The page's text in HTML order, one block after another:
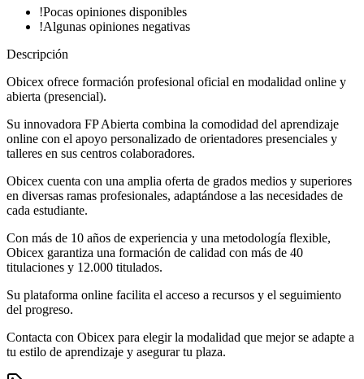
!Pocas opiniones disponibles
!Algunas opiniones negativas
Descripción
Obicex ofrece formación profesional oficial en modalidad online y
abierta (presencial).
Su innovadora FP Abierta combina la comodidad del aprendizaje
online con el apoyo personalizado de orientadores presenciales y
talleres en sus centros colaboradores.
Obicex cuenta con una amplia oferta de grados medios y superiores
en diversas ramas profesionales, adaptándose a las necesidades de
cada estudiante.
Con más de 10 años de experiencia y una metodología flexible,
Obicex garantiza una formación de calidad con más de 40
titulaciones y 12.000 titulados.
Su plataforma online facilita el acceso a recursos y el seguimiento
del progreso.
Contacta con Obicex para elegir la modalidad que mejor se adapte a
tu estilo de aprendizaje y asegurar tu plaza.